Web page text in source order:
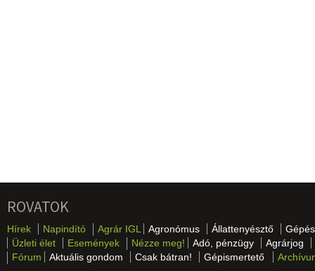
ROVATOK
Hírek Napindító Agrár IGL Agronómus Állattenyésztő
Üzleti élet
Események Nézze meg! Adó, pénzügy
Agrárjog
Fórum
Aktuális gondom Csak bátran! Gépismertető